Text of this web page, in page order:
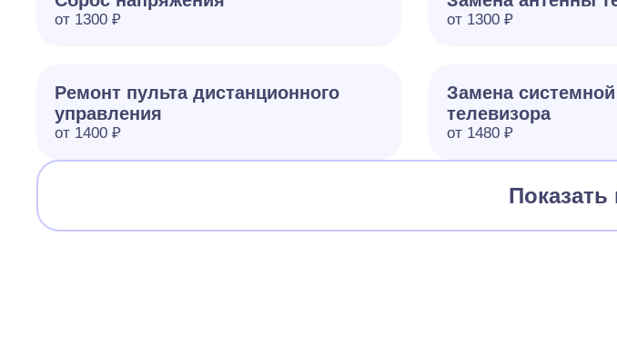
от 1300 ₽ от 1300 ₽
Ремонт пульта дистанционного
управления
от 1400 ₽
Замена
телевизора
от 1480 ₽